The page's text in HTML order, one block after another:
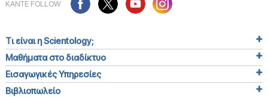
ΚΑΝΤΕ FOLLOW
Τι είναι η Scientology;
Μαθήματα στο διαδίκτυο
Εισαγωγικές Υπηρεσίες
Βιβλιοπωλείο